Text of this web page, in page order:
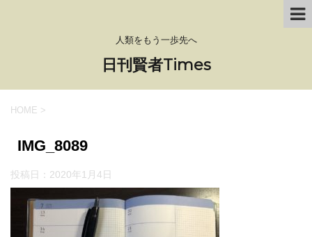
人類をもう一歩先へ
日刊賢者Times
HOME >
IMG_8089
投稿日： 2020年1月4日